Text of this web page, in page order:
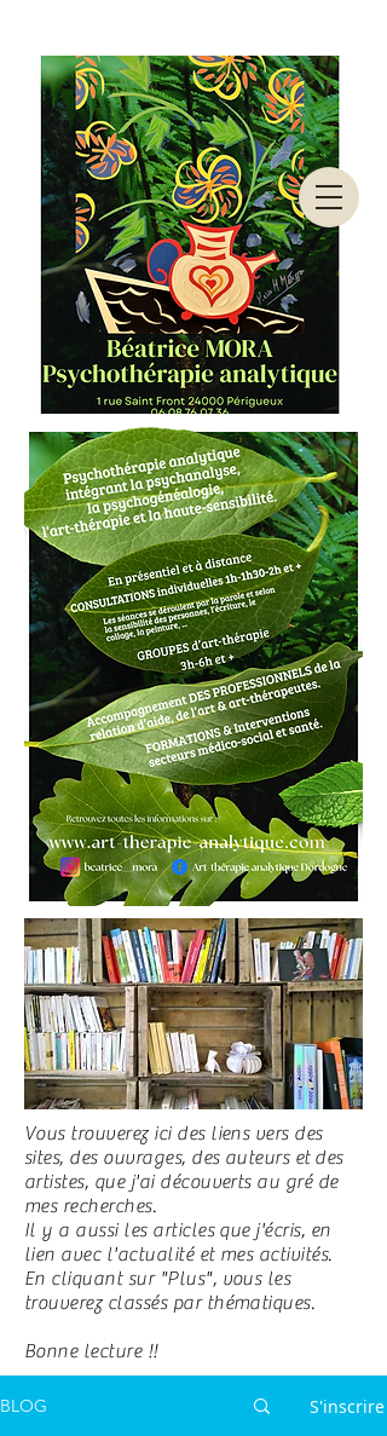
Vous trouverez ici des liens vers des
sites, des ouvrages, des auteurs et des
artistes, que j'ai découverts au gré de
mes recherches.
Il y a aussi les articles que j'écris, en
lien avec l'actualité et mes activités.
En cliquant sur "Plus", vous les
trouverez classés par thématiques.
Bonne lecture !!
BLOG S'inscrire